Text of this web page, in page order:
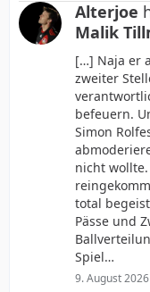
Alterjoe
Malik
[…] Naja er
zweiter
befeuern.
Simon
nicht
total
Pässe und
Spiel…
9. August